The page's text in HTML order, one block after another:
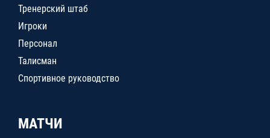
Тренерский штаб
Игроки
Персонал
Талисман
Спортивное руководство
МАТЧИ